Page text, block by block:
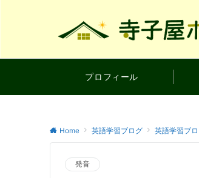
プロフィール
Home 英語学習ブログ 英語学習ブ
発音